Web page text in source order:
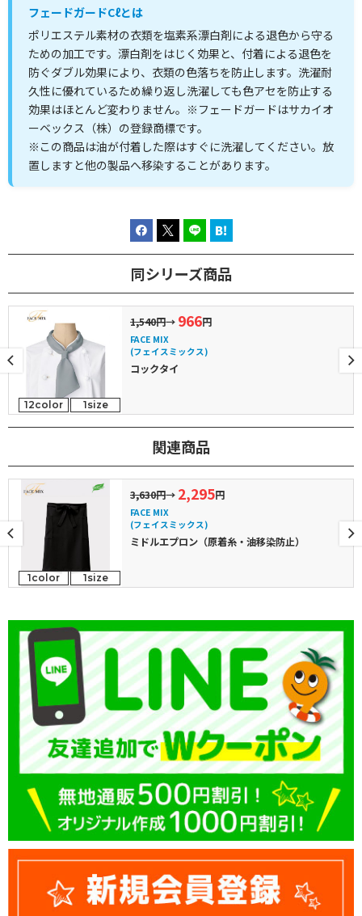
フェードガードCℓとは
ポリエステル素材の衣類を塩素系漂白剤による退色から守る
ための加工です。漂白剤をはじく効果と、付着による退色を
防ぐダブル効果により、衣類の色落ちを防止します。洗濯耐
久性に優れているため繰り返し洗濯しても色アセを防止する
効果はほとんど変わりません。 ※フェードガードはサカイオ
ーベックス（株）の登録商標です。
※この商品は油が付着した際はすぐに洗濯してください。放
置しますと他の製品へ移染することがあります。
同シリーズ商品
12color 1size
1,540円→ 966円
FACE MIX
(フェイスミックス)
コックタイ
関連商品
1color 1size
3,630円→ 2,295円
FACE MIX
(フェイスミックス)
ミドルエプロン（原着糸・油移染防止）